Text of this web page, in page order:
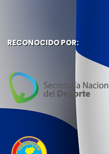
RECONOCIDO POR: